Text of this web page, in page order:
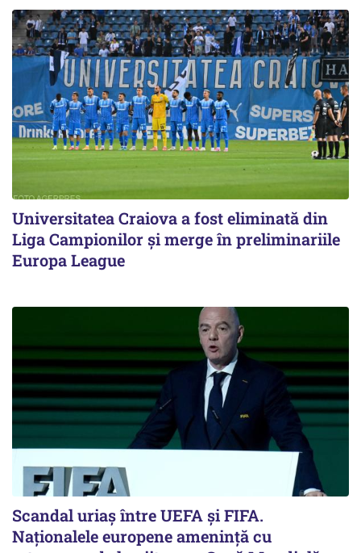
Universitatea Craiova a fost eliminată din
Liga Campionilor şi merge în preliminariile
Europa League
Scandal uriaş între UEFA şi FIFA.
Naţionalele europene ameninţă cu